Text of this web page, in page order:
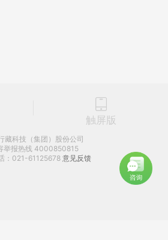
触屏版
藏科技（集团）股份公司
举报热线 4000850815
：021-61125678 意见反馈